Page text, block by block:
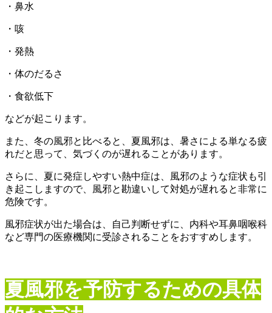
・鼻水
・咳
・発熱
・体のだるさ
・食欲低下
などが起こります。
また、冬の風邪と比べると、夏風邪は、暑さによる単なる疲
れだと思って、気づくのが遅れることがあります。
さらに、夏に発症しやすい熱中症は、風邪のような症状も引
き起こしますので、風邪と勘違いして対処が遅れると非常に
危険です。
風邪症状が出た場合は、自己判断せずに、内科や耳鼻咽喉科
など専門の医療機関に受診されることをおすすめします。
夏風邪を予防するための具体